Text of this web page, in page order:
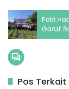
Polri
Garut
Pos Terkait